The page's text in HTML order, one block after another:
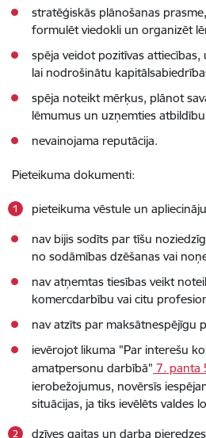
stratēģiskās plānošanas
formulēt viedokli un organizēt
spēja veidot pozitīvas
lai nodrošinātu
spēja noteikt mērķus, plānot
lēmumus un uzņemties
nevainojama reputācija.
Pieteikuma dokumenti:
pieteikuma vēstule un
nav bijis sodīts par tīšu
no sodāmības dzēšanas vai
nav atņemtas tiesības veikt
komercdarbību vai citu
nav atzīts par maksātnespējīgu
ievērojot likuma "Par interešu
amatpersonu darbībā" 7. panta
ierobežojumus, novērsīs
situācijas, ja tiks ievēlēts valdes
dzīves gaitas un darba